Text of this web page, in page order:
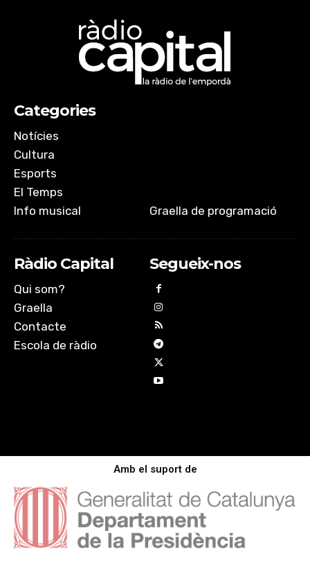
Categories
Notícies
Cultura
Esports
El Temps
Info musical
Graella de programació
Ràdio Capital
Qui som?
Graella
Contacte
Escola de ràdio
Segueix-nos
Amb el suport de